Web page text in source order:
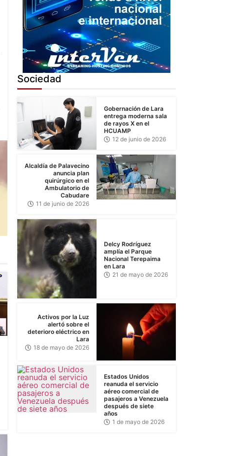
5
Sociedad
Gobernación de Lara
entrega moderna sala
de rayos X en el
HCUAMP
12 de junio de 2026
Alcaldía de Palavecino
anuncia plan
quirúrgico en el
Ambulatorio de
Cabudare
11 de junio de 2026
Delcy Rodríguez
amplía el Parque
Nacional Terepaima
en Lara
21 de mayo de 2026
Activos por la Luz
alertó sobre el
deterioro eléctrico en
Lara
18 de mayo de 2026
Estados Unidos
reanuda el servicio
aéreo comercial de
pasajeros a Venezuela
después de siete
años
1 de mayo de 2026